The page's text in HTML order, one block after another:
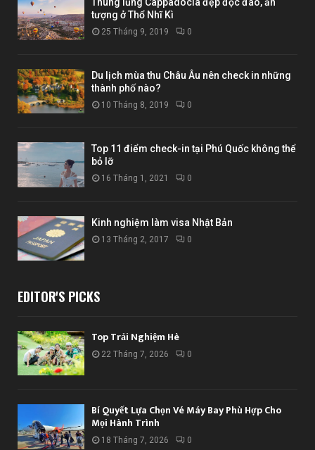
tượng ở Thổ Nhĩ Kì
25 Tháng 9, 2019 0
Du lịch mùa thu Châu Âu nên check in những
thành phố nào?
10 Tháng 8, 2019 0
Top 11 điểm check-in tại Phú Quốc không thể
bỏ lỡ
16 Tháng 1, 2021 0
Kinh nghiệm làm visa Nhật Bản
13 Tháng 2, 2017 0
EDITOR'S PICKS
Top Trải Nghiệm Hè
22 Tháng 7, 2026 0
Bí Quyết Lựa Chọn Vé Máy Bay Phù Hợp Cho
Mọi Hành Trình
18 Tháng 7, 2026 0